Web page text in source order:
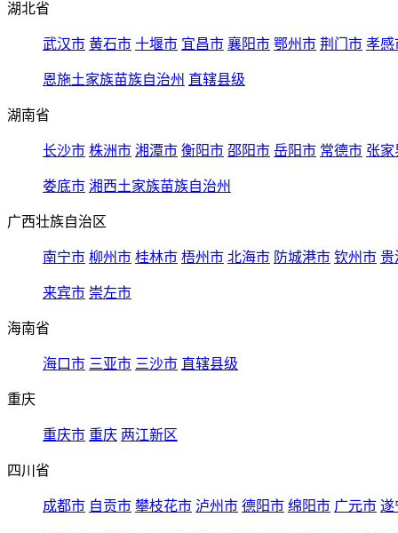
湖北省
武汉市 黄石市 十堰市 宜昌市 襄阳市 鄂州市 荆门市 孝感
恩施土家族苗族自治州 直辖县级
湖南省
长沙市 株洲市 湘潭市 衡阳市 邵阳市 岳阳市 常德市 张家
娄底市 湘西土家族苗族自治州
广西壮族自治区
南宁市 柳州市 桂林市 梧州市 北海市 防城港市 钦州市 贵
来宾市 崇左市
海南省
海口市 三亚市 三沙市 直辖县级
重庆
重庆市 重庆 两江新区
四川省
成都市 自贡市 攀枝花市 泸州市 德阳市 绵阳市 广元市 遂